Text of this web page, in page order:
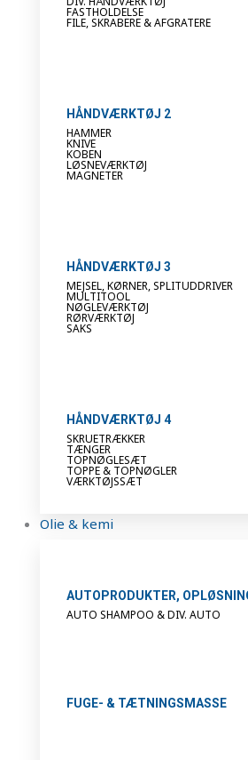
FASTHOLDELSE
FILE, SKRABERE & AFGRATERE
HÅNDVÆRKTØJ 2
HAMMER
KNIVE
KOBEN
LØSNEVÆRKTØJ
MAGNETER
HÅNDVÆRKTØJ 3
MEJSEL, KØRNER, SPLITUDDRIVER
MULTITOOL
NØGLEVÆRKTØJ
RØRVÆRKTØJ
SAKS
HÅNDVÆRKTØJ 4
SKRUETRÆKKER
TÆNGER
TOPNØGLESÆT
TOPPE & TOPNØGLER
VÆRKTØJSSÆT
Olie & kemi
AUTOPRODUKTER,
AUTO SHAMPOO & DIV. AUTO
FUGE- & TÆTNINGSMASSE